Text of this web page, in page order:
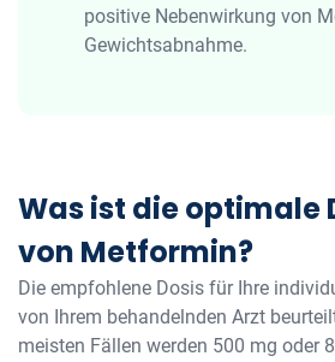
positive Nebenwirkung von
Gewichtsabnahme.
Was ist die optimale
von Metformin?
Die empfohlene Dosis für Ihre
von Ihrem behandelnden Arzt
meisten Fällen werden 500 mg oder